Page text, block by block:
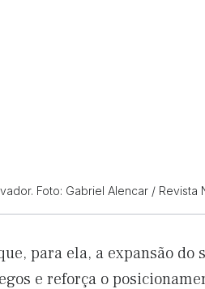
Foto: Gabriel Alencar / Revista
para ela, a expansão do
e reforça o